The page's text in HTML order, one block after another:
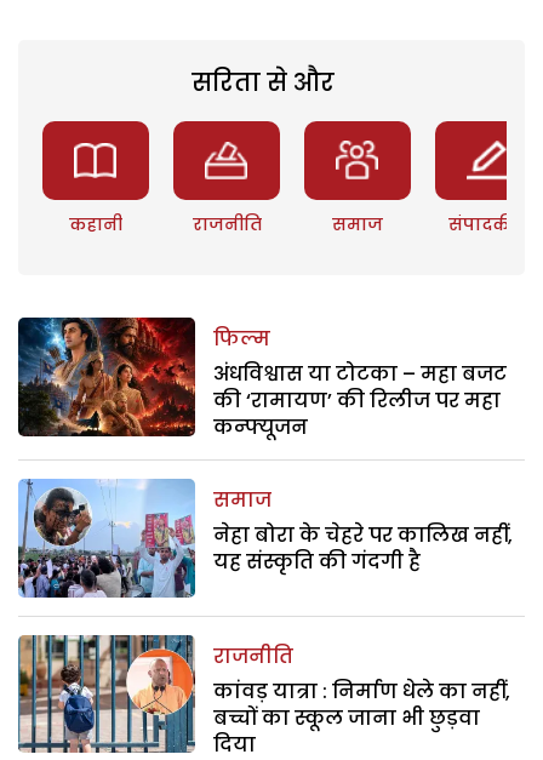
सरिता से और
कहानी राजनीति समाज संपादकीय
फिल्म
अंधविश्वास या टोटका – महा बजट
की ‘रामायण’ की रिलीज पर महा
कन्फ्यूजन
समाज
नेहा बोरा के चेहरे पर कालिख नहीं,
यह संस्कृति की गंदगी है
राजनीति
कांवड़ यात्रा : निर्माण धेले का नहीं,
बच्चों का स्कूल जाना भी छुड़वा
दिया